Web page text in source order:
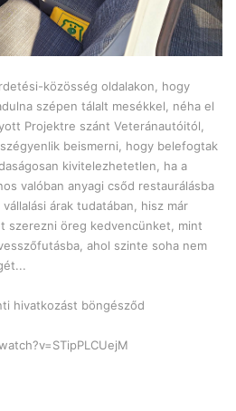
közösség oldalakon, hogy
szépen tálalt mesékkel, néha el
Projektre szánt Veteránautóitól,
beismerni, hogy belefogtak
kivitelezhetetlen, ha a
valóban anyagi csőd restaurálásba
árak tudatában, hisz már
szerezni öreg kedvencünket, mint
ahol szinte soha nem
hivatkozást böngésződ